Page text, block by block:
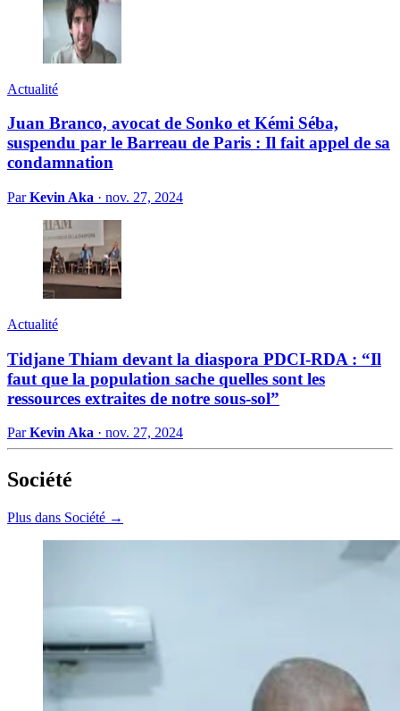
Actualité
Juan Branco, avocat de Sonko et Kémi Séba,
suspendu par le Barreau de Paris : Il fait appel de sa
condamnation
ParKevin Aka · nov. 27, 2024
Actualité
Tidjane Thiam devant la diaspora PDCI-RDA : “Il
faut que la population sache quelles sont les
ressources extraites de notre sous-sol”
ParKevin Aka · nov. 27, 2024
Société
Plus dans Société →